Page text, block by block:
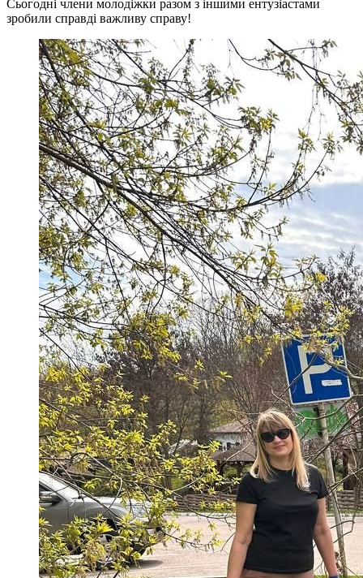
Сьогодні члени молодіжки разом з іншими ентузіастами
зробили справді важливу справу!